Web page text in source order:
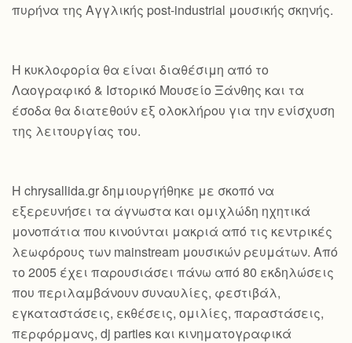
πυρήνα της Αγγλικής post-industrial μουσικής σκηνής.
Η κυκλοφορία θα είναι διαθέσιμη από το
Λαογραφικό & Ιστορικό Μουσείο Ξάνθης και τα
έσοδα θα διατεθούν εξ ολοκλήρου για την ενίσχυση
της λειτουργίας του.
Η chrysallida.gr δημιουργήθηκε με σκοπό να
εξερευνήσει τα άγνωστα και ομιχλώδη ηχητικά
μονοπάτια που κινούνται μακριά από τις κεντρικές
λεωφόρους των mainstream μουσικών ρευμάτων. Από
το 2005 έχει παρουσιάσει πάνω από 80 εκδηλώσεις
που περιλαμβάνουν συναυλίες, φεστιβάλ,
εγκαταστάσεις, εκθέσεις, ομιλίες, παραστάσεις,
περφόρμανς, dj parties και κινηματογραφικά